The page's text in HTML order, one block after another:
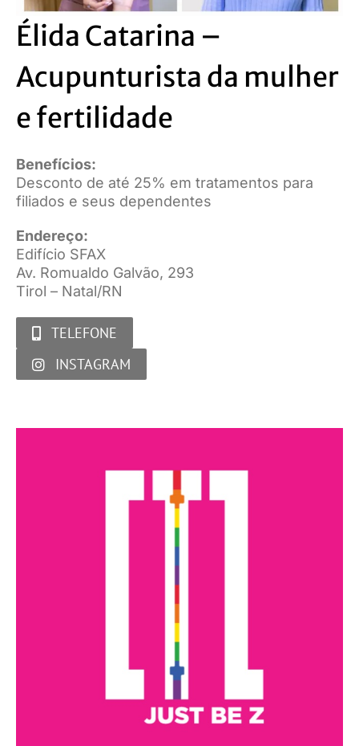
Élida Catarina –
Acupunturista da mulher
e fertilidade
Benefícios:
Desconto de até 25% em tratamentos para
filiados e seus dependentes
Endereço:
Edifício SFAX
Av. Romualdo Galvão, 293
Tirol – Natal/RN
TELEFONE
INSTAGRAM